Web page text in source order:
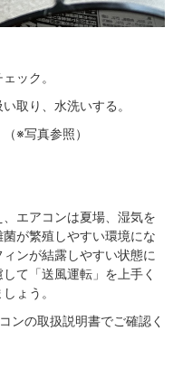
ック。
取り、水洗いする。
※写真参照）
エアコンは夏場、湿気を
が繁殖しやすい環境にな
ンが結露しやすい状態に
て「送風運転」を上手く
ょう。
ンの取扱説明書でご確認く